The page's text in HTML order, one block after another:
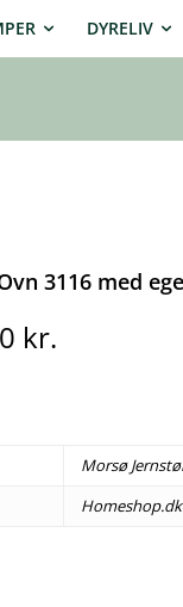
DYRELIV
3116 med
kr.
Morsø
Homeshop.dk